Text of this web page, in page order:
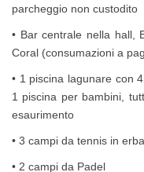
parcheggio non custodito
• Bar centrale nella hall,
Coral (consumazioni a
• 1 piscina lagunare con
1 piscina per bambini,
esaurimento
• 3 campi da tennis in
• 2 campi da Padel